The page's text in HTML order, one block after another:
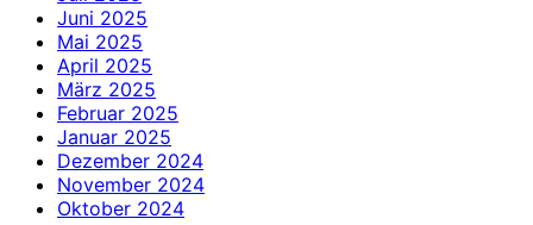
Juni 2025
Mai 2025
April 2025
März 2025
Februar 2025
Januar 2025
Dezember 2024
November 2024
Oktober 2024